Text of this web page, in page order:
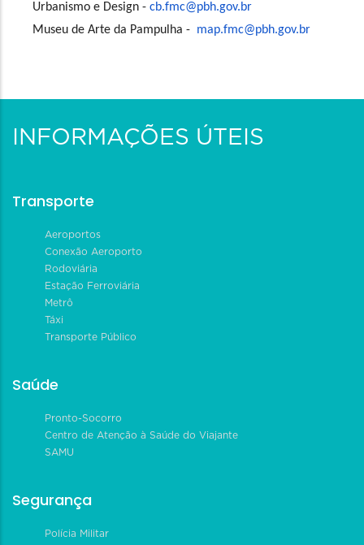
Urbanismo e Design - cb.fmc@pbh.gov.br
Museu de Arte da Pampulha - map.fmc@pbh.gov.br
INFORMAÇÕES ÚTEIS
Transporte
Aeroportos
Conexão Aeroporto
Rodoviária
Estação Ferroviária
Metrô
Táxi
Transporte Público
Saúde
Pronto-Socorro
Centro de Atenção à Saúde do Viajante
SAMU
Segurança
Polícia Militar